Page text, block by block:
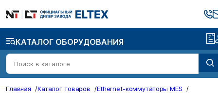
КАТАЛОГ ОБОРУДОВАНИЯ
Главная /Каталог товаров /Ethernet-коммутаторы MES
/